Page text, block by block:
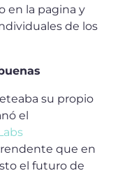
en la pagina y
de los
su propio
el
que en
el futuro de